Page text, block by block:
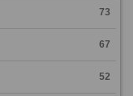
73
67
52